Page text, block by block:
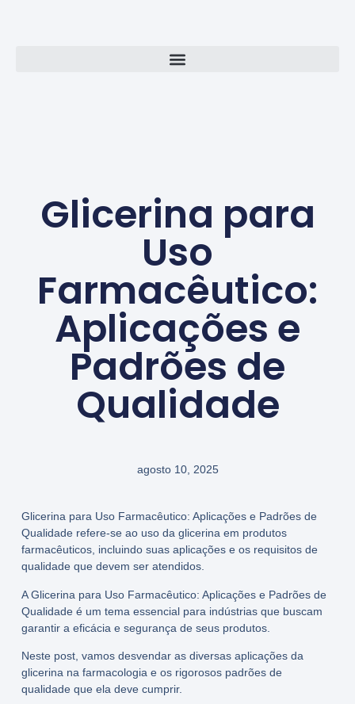
Glicerina para
Uso
Farmacêutico:
Aplicações e
Padrões de
Qualidade
agosto 10, 2025
Glicerina para Uso Farmacêutico: Aplicações e Padrões de
Qualidade refere-se ao uso da glicerina em produtos
farmacêuticos, incluindo suas aplicações e os requisitos de
qualidade que devem ser atendidos.
A Glicerina para Uso Farmacêutico: Aplicações e Padrões de
Qualidade é um tema essencial para indústrias que buscam
garantir a eficácia e segurança de seus produtos.
Neste post, vamos desvendar as diversas aplicações da
glicerina na farmacologia e os rigorosos padrões de
qualidade que ela deve cumprir.